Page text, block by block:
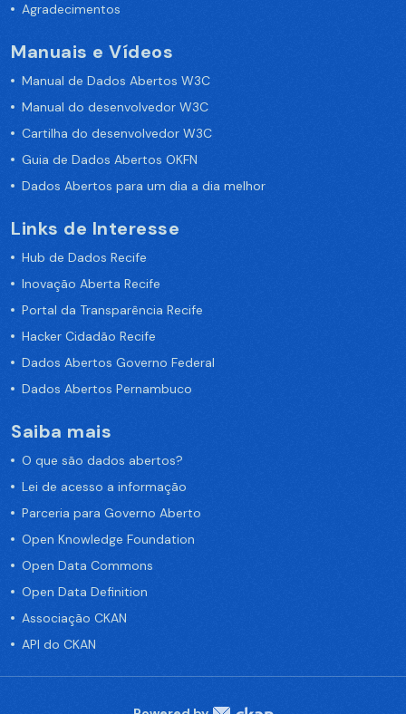
Agradecimentos
Manuais e Vídeos
Manual de Dados Abertos W3C
Manual do desenvolvedor W3C
Cartilha do desenvolvedor W3C
Guia de Dados Abertos OKFN
Dados Abertos para um dia a dia melhor
Links de Interesse
Hub de Dados Recife
Inovação Aberta Recife
Portal da Transparência Recife
Hacker Cidadão Recife
Dados Abertos Governo Federal
Dados Abertos Pernambuco
Saiba mais
O que são dados abertos?
Lei de acesso a informação
Parceria para Governo Aberto
Open Knowledge Foundation
Open Data Commons
Open Data Definition
Associação CKAN
API do CKAN